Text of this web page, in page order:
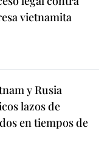
vietnamita
y Rusia
lazos de
en tiempos de